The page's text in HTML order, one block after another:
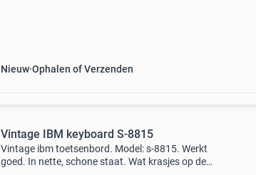
Nieuw Ophalen of Verzenden
Vintage IBM keyboard S-8815
Vintage ibm toetsenbord. Model: s-8815. Werkt
goed. In nette, schone staat. Wat krasjes op de